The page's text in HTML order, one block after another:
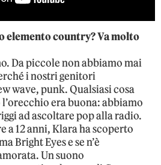
elemento country? Va molto
Da piccole non abbiamo mai
i nostri genitori
wave, punk. Qualsiasi cosa
era buona: abbiamo
ad ascoltare pop alla radio.
a 12 anni, Klara ha scoperto
Bright Eyes e se n’è
Un suono